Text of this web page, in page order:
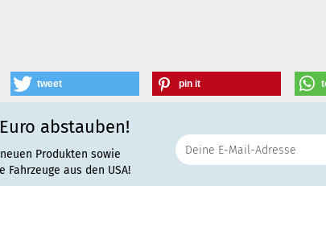
tweet pin it
abstauben!
Produkten sowie
aus den USA!